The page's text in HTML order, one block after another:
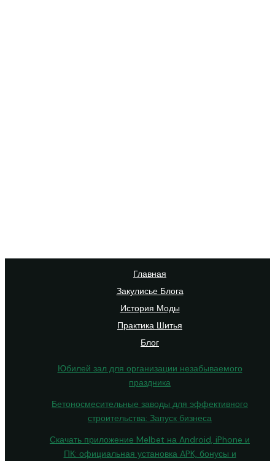
Главная
Закулисье Блога
История Моды
Практика Шитья
Блог
Юбилей зал для организации незабываемого
праздника
Бетоносмесительные заводы для эффективного
строительства: Запуск бизнеса
Скачать приложение Melbet на Android, iPhone и
ПК: официальная установка APK, бонусы и